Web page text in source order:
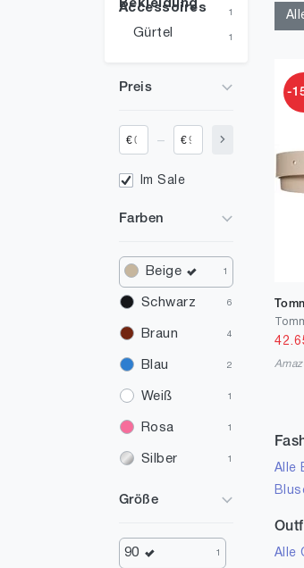
Bekleidung
Accessoires 1
Gürtel 1
Preis
€ €
Im Sale
Farben
Beige 1
Schwarz 6
Braun 4
Blau 2
Weiß 1
Rosa 1
Silber 1
Größe
90 1
-
Alle
Alle